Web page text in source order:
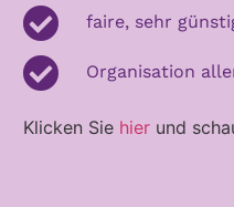
faire, sehr
Organisation
Klicken Sie hier und